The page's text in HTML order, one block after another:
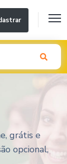
grátis e
opcional,